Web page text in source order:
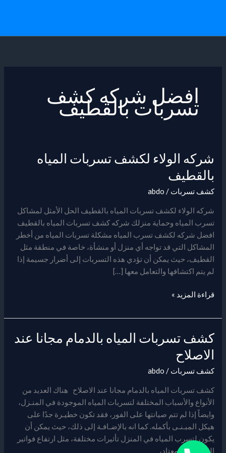
افضل شركه كشف
تسربات بالقطيف
شركه الولاء لكشف تسربات المياه
بالقطيف
كشف تسربات /
abdo
شركه الولاء لكشف تسربات المياه بالقطيف الحل الأمثل لمشاكل
تسرب المياه وحماية منزلك شركه كشف تسربات المياه بالقطيف
افضل شركه لكشف تسرب المياه مشكلة تسربات المياه من أخطر
المشاكل التي قد تواجه أي منزل أو منشأة، خاصة في منطقة مثل
القطيف، حيث يمكن أن تؤدي هذه التسربات إلى أضرار جسيمة إذا
لم يتم اكتشافها والتعامل معها […]
شركه
الولاء
لكشف
تسربات
بالقطيف
قراءة المزيد »
كشف تسربات المياه بالدمام مجانا عند
الاصلاح
كشف تسربات /
abdo
كشف تسربات المياه بالدمام مجانا عند الاصلاح هناك العديد من
الأنواع والأسباب المختلفة لتسربات المياه الموجودة في المنـزل،
وايضاً إذا لم تتم صيانتها على الفور، فقد تكون خطيـرة جدًا على
هيكل المبـنـى بأكمله. كما انه بالإضـافـة إلى ذلك، حيث يمكن أن
يكون لتسرب المياه في المنزل تأثيرات مختلفة، مثل ارتفاع فواتير
المياه عن المعتاد،
كشف
تسربات
المياه
بالدمام
عند
الاصلاح